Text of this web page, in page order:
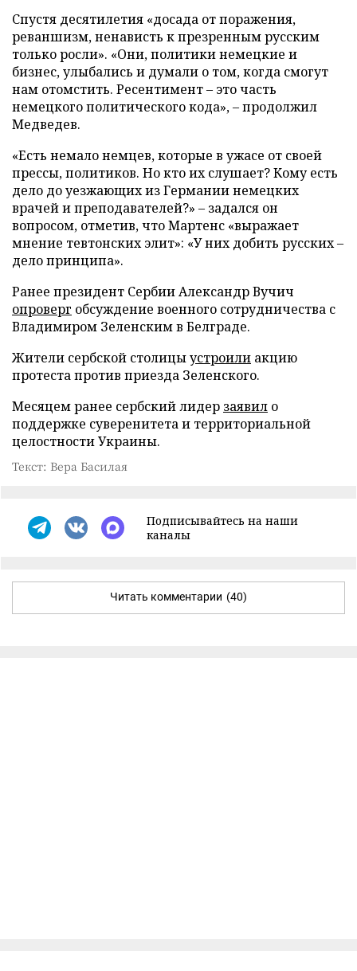
Спустя десятилетия «досада от поражения,
реваншизм, ненависть к презренным русским
только росли». «Они, политики немецкие и
бизнес, улыбались и думали о том, когда смогут
нам отомстить. Ресентимент – это часть
немецкого политического кода», – продолжил
Медведев.
«Есть немало немцев, которые в ужасе от своей
прессы, политиков. Но кто их слушает? Кому есть
дело до уезжающих из Германии немецких
врачей и преподавателей?» – задался он
вопросом, отметив, что Мартенс «выражает
мнение тевтонских элит»: «У них добить русских –
дело принципа».
Ранее президент Сербии Александр Вучич
опроверг обсуждение военного сотрудничества с
Владимиром Зеленским в Белграде.
Жители сербской столицыустроили акцию
протеста против приезда Зеленского.
Месяцем ранее сербский лидер заявил о
поддержке суверенитета и территориальной
целостности Украины.
Текст: Вера Басилая
Подписывайтесь на наши
каналы
Читать комментарии (40)